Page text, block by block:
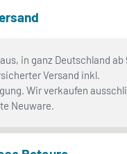
in ganz Deutschland ab
Versand inkl.
Wir verkaufen
Neuware.